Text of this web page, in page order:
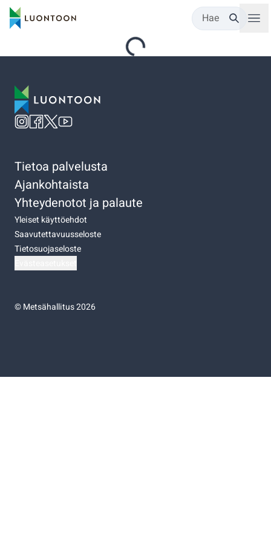
Hae
Tietoa palvelusta
Ajankohtaista
Yhteydenotot ja palaute
Yleiset käyttöehdot
Saavutettavuusseloste
Tietosuojaseloste
©Metsähallitus 2026